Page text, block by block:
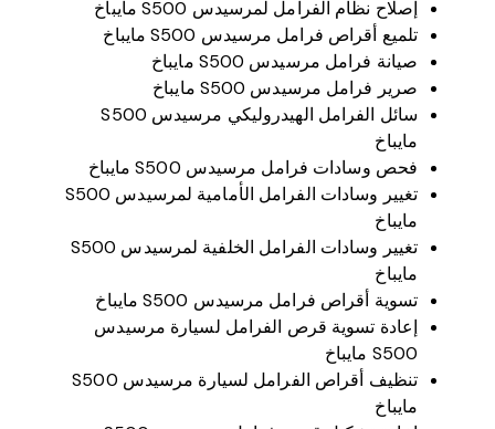
مايباخ
إصلاح نظام الفرامل لمرسيدس S500 مايباخ
تلميع أقراص فرامل مرسيدس S500 مايباخ
صيانة فرامل مرسيدس S500 مايباخ
صرير فرامل مرسيدس S500 مايباخ
مايباخ
فحص وسادات فرامل مرسيدس S500 مايباخ
مايباخ
مايباخ
تسوية أقراص فرامل مرسيدس S500 مايباخ
إعادة تسوية قرص الفرامل لسيارة مرسيدس
S500 مايباخ